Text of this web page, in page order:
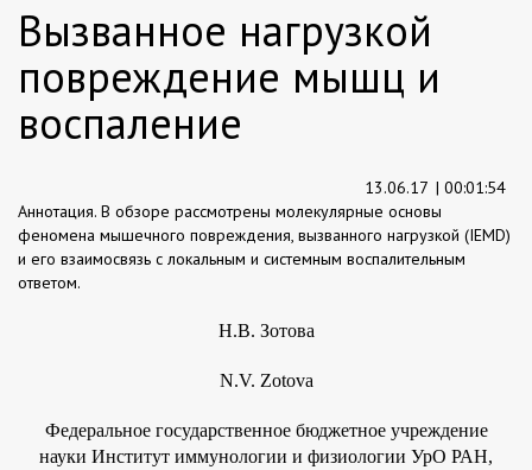
Вызванное нагрузкой
повреждение мышц и
воспаление
| 00:01:54
13.06.17
Аннотация. В обзоре рассмотрены молекулярные основы
феномена мышечного повреждения, вызванного нагрузкой (IEMD)
и его взаимосвязь с локальным и системным воспалительным
ответом.
Н.В. Зотова
N.V. Zotova
Федеральное государственное бюджетное учреждение
науки Институт иммунологии и физиологии УрО РАН,